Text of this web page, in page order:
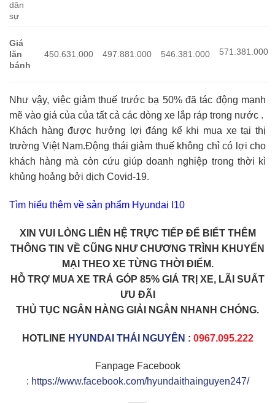
dân
sự
Giá
lăn
bánh
450.631.000 497.881.000 546.381.000 571.381.000
Như vậy, việc giảm thuế trước bạ 50% đã tác động mạnh
mẽ vào giá của của tất cả các dòng xe lắp ráp trong nước .
Khách hàng được hưởng lợi đáng kể khi mua xe tại thị
trường Việt Nam.Động thái giảm thuế không chỉ có lợi cho
khách hàng mà còn cứu giúp doanh nghiệp trong thời kì
khủng hoảng bởi dịch Covid-19.
Tìm hiểu thêm về sản phẩm Hyundai I10
XIN VUI LÒNG LIÊN HỆ TRỰC TIẾP ĐỂ BIẾT THÊM
THÔNG TIN VỀ CŨNG NHƯ CHƯƠNG TRÌNH KHUYẾN
MẠI THEO XE TỪNG THỜI ĐIỂM.
HỖ TRỢ MUA XE TRẢ GÓP 85% GIÁ TRỊ XE, LÃI SUẤT
ƯU ĐÃI
THỦ TỤC NGÂN HÀNG GIẢI NGÂN NHANH CHÓNG.
HOTLINE HYUNDAI THÁI NGUYÊN : 0967.095.222
Fanpage Facebook
: https://www.facebook.com/hyundaithainguyen247/